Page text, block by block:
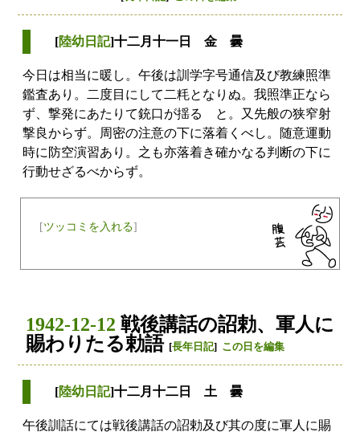
[陸幼日記]十二月十一日 金 曇
今日は相当に暖し。午後は訓学字号通信及び教練照準
鑑査あり。二度目にして二粍となりぬ。我照準正なら
ず、撃発にあたりて銃口が揺るゝと。又先般の狭窄射
撃良からず。周密の注意の下に落着くべし。随意運動
時に防空演習あり。之も亦落着き確かなる判断の下に
行動せざるべからず。
[ツッコミを入れる]
1942-12-12 戦後講話の詔勅、軍人に
賜わりたる勅語 [長年日記] この日を編集
[陸幼日記]十二月十二日 土 曇
午後訓話にては戦後講話の詔勅及び其の度に軍人に賜